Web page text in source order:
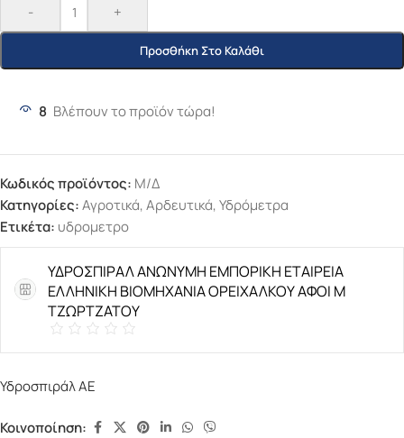
- +
Προσθήκη Στο Καλάθι
8 Βλέπουν το προϊόν τώρα!
Κωδικός προϊόντος: Μ/Δ
Κατηγορίες:Αγροτικά,Αρδευτικά,Υδρόμετρα
Ετικέτα: υδρομετρο
ΥΔΡΟΣΠΙΡΑΛ ΑΝΩΝΥΜΗ ΕΜΠΟΡΙΚΗ ΕΤΑΙΡΕΙΑ
ΕΛΛΗΝΙΚΗ ΒΙΟΜΗΧΑΝΙΑ ΟΡΕΙΧΑΛΚΟΥ ΑΦΟΙ Μ
ΤΖΩΡΤΖΑΤΟΥ
Υδροσπιράλ ΑΕ
Κοινοποίηση: